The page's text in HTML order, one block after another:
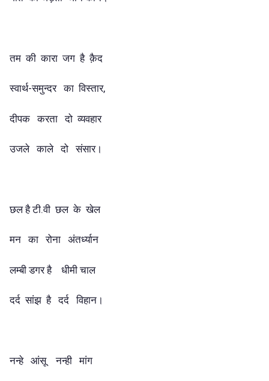
तम की कारा जग है क़ैद
स्वार्थ-समुन्दर का विस्तार,
दीपक करता दो व्यवहार
उजले काले दो संसार।
छल है टी.वी छल के खेल
मन का रोना अंतर्ध्यान
लम्बी डगर है धीमी चाल
दर्द सांझ है दर्द विहान।
नन्हे आंसू नन्ही मांग